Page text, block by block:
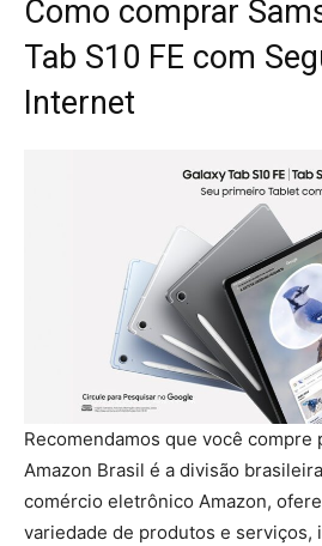
Como comprar
Tab S10 FE com
Internet
Recomendamos que você compre
Amazon Brasil é a divisão
comércio eletrônico Amazon,
variedade de produtos e serviços,